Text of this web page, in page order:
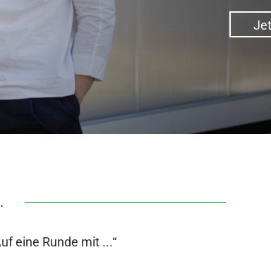
eine Runde mit ...“